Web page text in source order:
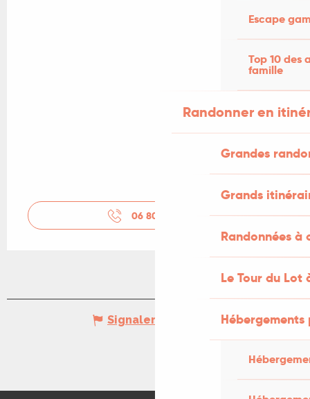
Escape
Top 10 des
famille
Randonner en
Grandes
Grands
Randonnées
Le Tour du Lot
06 80 18 36
Signaler une erreur